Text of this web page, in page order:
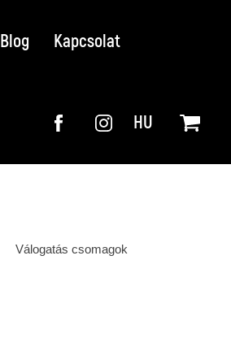
Blog Kapcsolat
HU
Válogatás csomagok